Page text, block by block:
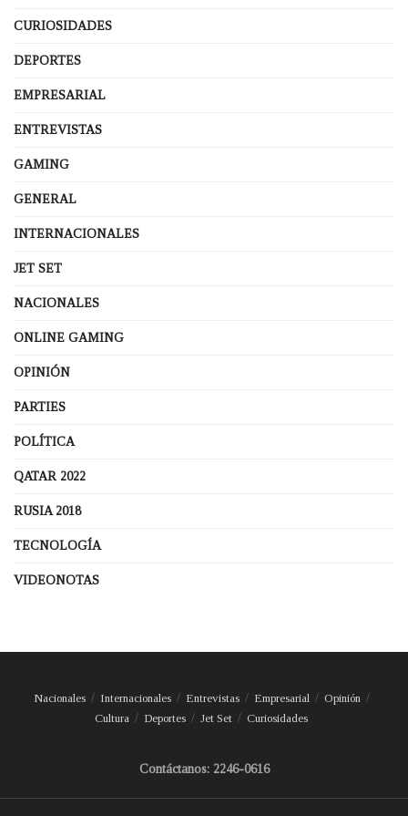
CURIOSIDADES
DEPORTES
EMPRESARIAL
ENTREVISTAS
GAMING
GENERAL
INTERNACIONALES
JET SET
NACIONALES
ONLINE GAMING
OPINIÓN
PARTIES
POLÍTICA
QATAR 2022
RUSIA 2018
TECNOLOGÍA
VIDEONOTAS
Nacionales Internacionales Entrevistas Empresarial
Opinión
Cultura
Deportes Jet Set Curiosidades
Contáctanos: 2246-0616